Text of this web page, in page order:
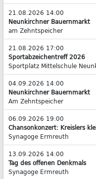
21.08.2026 14:00
Neunkirchner Bauernmarkt
am Zehntspeicher
21.08.2026 17:00
Sportabzeichentreff 2026
Sportplatz Mittelschule
04.09.2026 14:00
Neunkirchner Bauernmarkt
Am Zehntspeicher
06.09.2026 19:00
Chansonkonzert: Kreislers
Synagoge Ermreuth
13.09.2026 14:00
Tag des offenen Denkmals
Synagoge Ermreuth